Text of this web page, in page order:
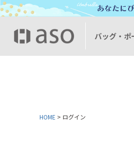
バッグ・ポ
HOME ログイン